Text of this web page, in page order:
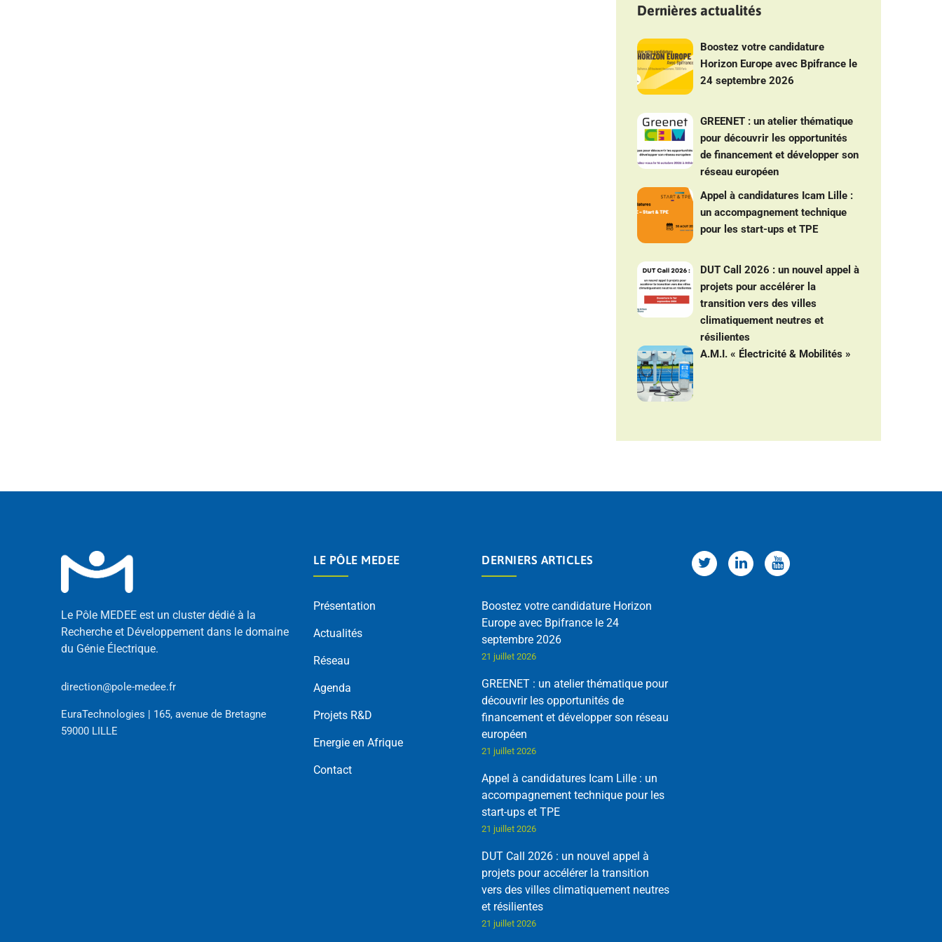
Dernières actualités
Boostez votre candidature
Horizon Europe avec Bpifrance le
24 septembre 2026
GREENET : un atelier thématique
pour découvrir les opportunités
de financement et développer son
réseau européen
Appel à candidatures Icam Lille :
un accompagnement technique
pour les start-ups et TPE
DUT Call 2026 : un nouvel appel à
projets pour accélérer la
transition vers des villes
climatiquement neutres et
résilientes
A.M.I. « Électricité & Mobilités »
Le Pôle MEDEE est un cluster dédié à la
Recherche et Développement dans le domaine
du Génie Électrique.
direction@pole-medee.fr
EuraTechnologies | 165, avenue de Bretagne
59000 LILLE
LE PÔLE MEDEE
Présentation
Actualités
Réseau
Agenda
Projets R&D
Energie en Afrique
Contact
DERNIERS ARTICLES
Boostez votre candidature Horizon
Europe avec Bpifrance le 24
septembre 2026
21 juillet 2026
GREENET : un atelier thématique pour
découvrir les opportunités de
financement et développer son réseau
européen
21 juillet 2026
Appel à candidatures Icam Lille : un
accompagnement technique pour les
start-ups et TPE
21 juillet 2026
DUT Call 2026 : un nouvel appel à
projets pour accélérer la transition
vers des villes climatiquement neutres
et résilientes
21 juillet 2026